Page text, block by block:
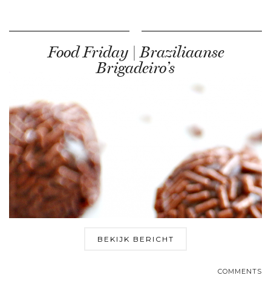
Food Friday | Braziliaanse
Brigadeiro’s
BEKIJK BERICHT
COMMENTS